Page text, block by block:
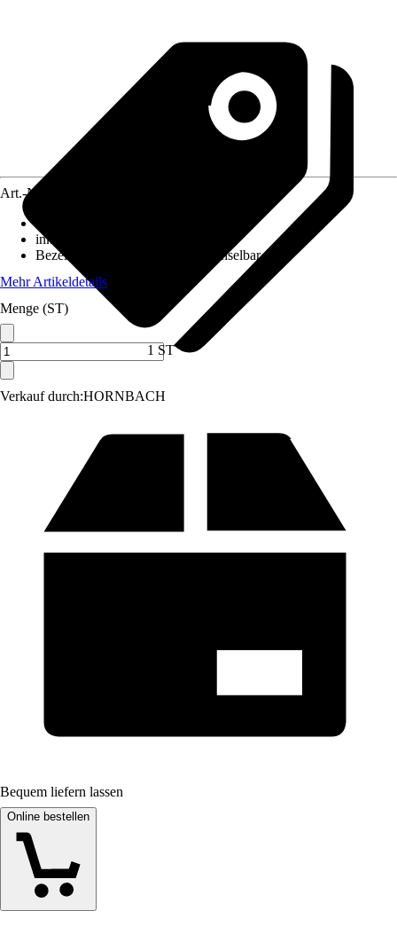
Verkauf durch:HORNBACH
Art.-Nr.
inklusive Leuchtmittel
Bezeichnung Fassung
LED wechselbar
Mehr Artikeldetails
Menge (ST)
1 ST
Bequem liefern lassen
Online bestellen